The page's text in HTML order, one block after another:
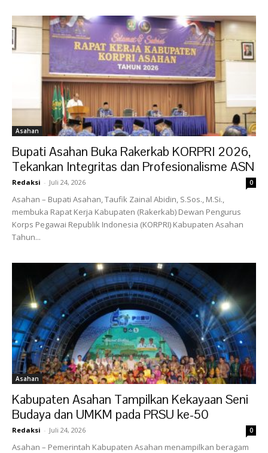
Asahan
Bupati Asahan Buka Rakerkab KORPRI 2026,
Tekankan Integritas dan Profesionalisme ASN
Redaksi - Juli 24, 2026 0
Asahan – Bupati Asahan, Taufik Zainal Abidin, S.Sos., M.Si.,
membuka Rapat Kerja Kabupaten (Rakerkab) Dewan Pengurus
Korps Pegawai Republik Indonesia (KORPRI) Kabupaten Asahan
Tahun...
Asahan
Kabupaten Asahan Tampilkan Kekayaan Seni
Budaya dan UMKM pada PRSU ke-50
Redaksi - Juli 24, 2026 0
Asahan – Pemerintah Kabupaten Asahan menampilkan beragam